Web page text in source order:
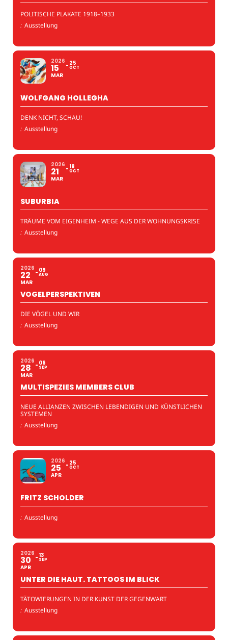
POLITISCHE PLAKATE 1918–1933
: Ausstellung
2026
15
MAR
25
OCT
WOLFGANG HOLLEGHA
DENK NICHT, SCHAU!
: Ausstellung
2026
21
MAR
18
OCT
SUBURBIA
TRÄUME VOM EIGENHEIM - WEGE AUS DER WOHNUNGSKRISE
: Ausstellung
2026
22
MAR
09
AUG
VOGELPERSPEKTIVEN
DIE VÖGEL UND WIR
: Ausstellung
2026
28
MAR
06
SEP
MULTISPEZIES MEMBERS CLUB
NEUE ALLIANZEN ZWISCHEN LEBENDIGEN UND KÜNSTLICHEN
SYSTEMEN
: Ausstellung
2026
25
APR
25
OCT
FRITZ SCHOLDER
: Ausstellung
2026
30
APR
13
SEP
UNTER DIE HAUT. TATTOOS IM BLICK
TÄTOWIERUNGEN IN DER KUNST DER GEGENWART
: Ausstellung